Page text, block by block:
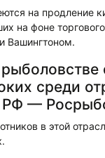
на продление
на фоне
Вашингтоном.
среди
РФ —
в этой